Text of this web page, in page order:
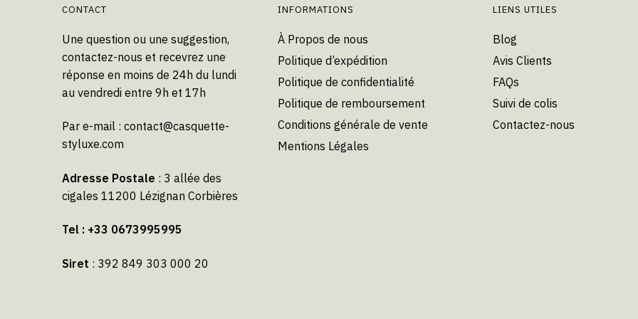
page
du
produit
du
produit
CONTACT
Une question ou une suggestion,
contactez-nous et recevrez une
réponse en moins de 24h du lundi
au vendredi entre 9h et 17h
Par e-mail : contact@casquette-
styluxe.com
Adresse Postale : 3 allée des
cigales 11200 Lézignan Corbières
Tel : +33 0673995995
Siret : 392 849 303 000 20
INFORMATIONS
À Propos de nous
Politique d’expédition
Politique de confidentialité
Politique de remboursement
Conditions générale de vente
Mentions Légales
LIENS UTILES
Blog
Avis Clients
FAQs
Suivi de colis
Contactez-nous